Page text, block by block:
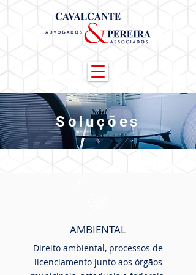
Soluções
AMBIENTAL
Direito ambiental, processos de
licenciamento junto aos órgãos